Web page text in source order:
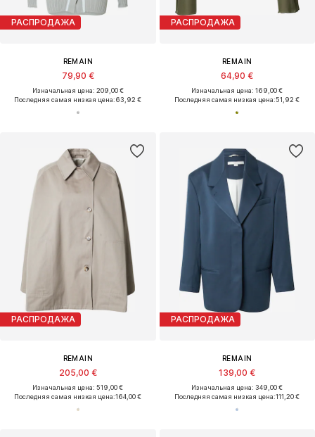
РАСПРОДАЖА
REMAIN
79,90 €
Изначальная цена: 209,00 €
Последняя самая низкая цена:63,92 €
РАСПРОДАЖА
REMAIN
64,90 €
Изначальная цена: 169,00 €
Последняя самая низкая цена:51,92 €
РАСПРОДАЖА
REMAIN
205,00 €
Изначальная цена: 519,00 €
Последняя самая низкая цена:164,00 €
РАСПРОДАЖА
REMAIN
139,00 €
Изначальная цена: 349,00 €
Последняя самая низкая цена:111,20 €